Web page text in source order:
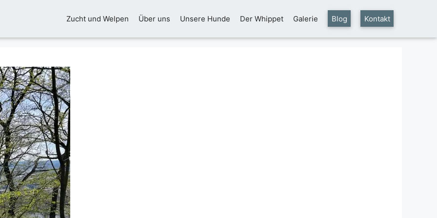
Zucht und Welpen Über uns Unsere Hunde Der Whippet Galerie Blog Kontakt